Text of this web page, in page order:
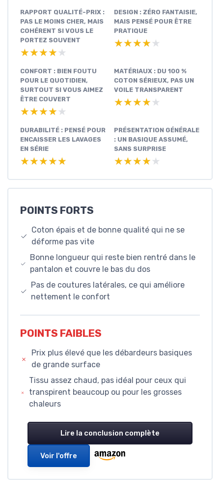
RAPPORT QUALITÉ-PRIX :
PAS LE MOINS CHER, MAIS
COHÉRENT SI VOUS LE
PORTEZ SOUVENT
★★★★★
★★★★★
DESIGN : ZÉRO FANTAISIE,
MAIS PENSÉ POUR ÊTRE
PRATIQUE
★★★★★
★★★★★
CONFORT : BIEN FOUTU
POUR LE QUOTIDIEN,
SURTOUT SI VOUS AIMEZ
ÊTRE COUVERT
★★★★★
★★★★★
MATÉRIAUX : DU 100 %
COTON SÉRIEUX, PAS UN
VOILE TRANSPARENT
★★★★★
★★★★★
DURABILITÉ : PENSÉ POUR
ENCAISSER LES LAVAGES
EN SÉRIE
★★★★★
★★★★★
PRÉSENTATION GÉNÉRALE
: UN BASIQUE ASSUMÉ,
SANS SURPRISE
★★★★★
★★★★★
POINTS FORTS
Coton épais et de bonne qualité qui ne se
déforme pas vite
Bonne longueur qui reste bien rentré dans le
pantalon et couvre le bas du dos
Pas de coutures latérales, ce qui améliore
nettement le confort
POINTS FAIBLES
Prix plus élevé que les débardeurs basiques
de grande surface
Tissu assez chaud, pas idéal pour ceux qui
transpirent beaucoup ou pour les grosses
chaleurs
Lire la conclusion complète
Voir l'offre